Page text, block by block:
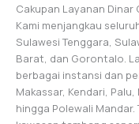
Cakupan Layanan
Kami menjangkau
Sulawesi Tenggara,
Barat, dan Gorontalo.
berbagai instansi dan
Makassar, Kendari,
hingga Polewali